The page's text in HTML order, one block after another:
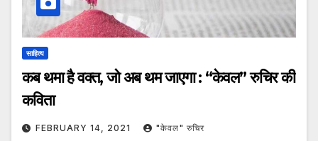
साहित्य
कब थमा है वक्त, जो अब थम जाएगा : “केवल” रुचिर की
कविता
FEBRUARY 14, 2021 "केवल" रुचिर